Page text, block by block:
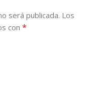
será publicada. Los
con *